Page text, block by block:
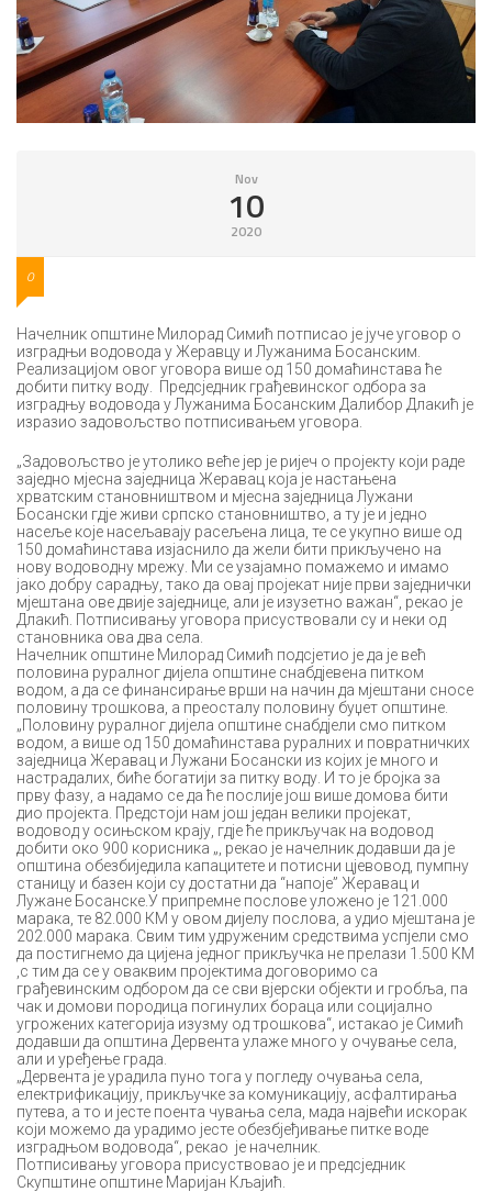
Nov
10
2020
0
Начелник општине Милорад Симић потписао је јуче уговор о
изградњи водовода у Жеравцу и Лужанима Босанским.
Реализацијом овог уговора више од 150 домаћинстава ће
добити питку воду. Предсједник грађевинског одбора за
изградњу водовода у Лужанима Босанским Далибор Длакић је
изразио задовољство потписивањем уговора.
„Задовољство је утолико веће јер је ријеч о пројекту који раде
заједно мјесна заједница Жеравац која је настањена
хрватским становништвом и мјесна заједница Лужани
Босански гдје живи српско становништво, а ту је и једно
насеље које насељавају расељена лица, те се укупно више од
150 домаћинстава изјаснило да жели бити прикључено на
нову водоводну мрежу. Ми се узајамно помажемо и имамо
јако добру сарадњу, тако да овај пројекат није први заједнички
мјештана ове двије заједнице, али је изузетно важан“, рекао је
Длакић. Потписивању уговора присуствовали су и неки од
становника ова два села.
Начелник општине Милорад Симић подсјетио је да је већ
половина руралног дијела општине снабдјевена питком
водом, а да се финансирање врши на начин да мјештани сносе
половину трошкова, а преосталу половину буџет општине.
„Половину руралног дијела општине снабдјели смо питком
водом, а више од 150 домаћинстава руралних и повратничких
заједница Жеравац и Лужани Босански из којих је много и
настрадалих, биће богатији за питку воду. И то је бројка за
прву фазу, а надамо се да ће послије још више домова бити
дио пројекта. Предстоји нам још један велики пројекат,
водовод у осињском крају, гдје ће прикључак на водовод
добити око 900 корисника „, рекао је начелник додавши да је
општина обезбиједила капацитете и потисни цјевовод, пумпну
станицу и базен који су достатни да “напоје” Жеравац и
Лужане Босанске.У припремне послове уложено је 121.000
марака, те 82.000 КМ у овом дијелу послова, а удио мјештана је
202.000 марака. Свим тим удруженим средствима успјели смо
да постигнемо да цијена једног прикључка не прелази 1.500 КМ
,с тим да се у оваквим пројектима договоримо са
грађевинским одбором да се сви вјерски објекти и гробља, па
чак и домови породица погинулих бораца или социјално
угрожених категорија изузму од трошкова“, истакао је Симић
додавши да општина Дервента улаже много у очување села,
али и уређење града.
„Дервента је урадила пуно тога у погледу очувања села,
електрификацију, прикључке за комуникацију, асфалтирања
путева, а то и јесте поента чувања села, мада највећи искорак
који можемо да урадимо јесте обезбјеђивање питке воде
изградњом водовода“, рекао је начелник.
Потписивању уговора присуствовао је и предсједник
Скупштине општине Маријан Кљајић.